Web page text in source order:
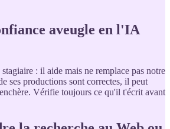
aveugle en l'IA
: il aide mais ne remplace pas notre
ses productions sont correctes, il peut
Vérifie toujours ce qu'il t'écrit avant